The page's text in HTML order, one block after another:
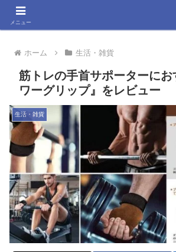
ホーム 生活・雑貨
筋トレの手首サポーターに
ワーグリップ』をレビュー
生活・雑貨
メニュー